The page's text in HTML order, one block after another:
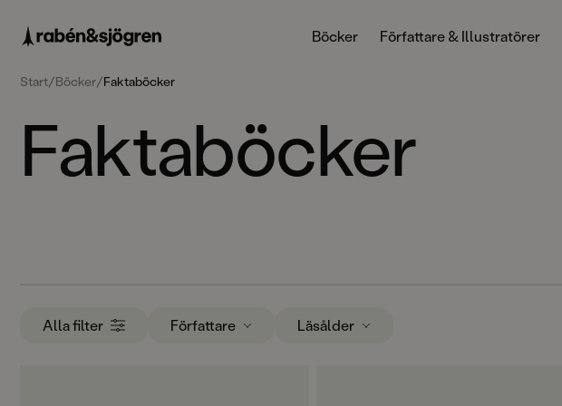
Böcker Författare & Illustratörer
Start/Böcker/Faktaböcker
Faktaböcker
Alla filter Författare Läsålder